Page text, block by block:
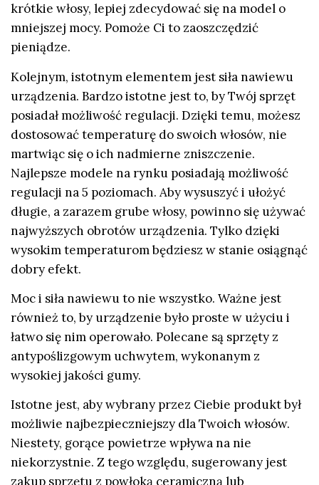
krótkie włosy, lepiej zdecydować się na model o
mniejszej mocy. Pomoże Ci to zaoszczędzić
pieniądze.
Kolejnym, istotnym elementem jest siła nawiewu
urządzenia. Bardzo istotne jest to, by Twój sprzęt
posiadał możliwość regulacji. Dzięki temu, możesz
dostosować temperaturę do swoich włosów, nie
martwiąc się o ich nadmierne zniszczenie.
Najlepsze modele na rynku posiadają możliwość
regulacji na 5 poziomach. Aby wysuszyć i ułożyć
długie, a zarazem grube włosy, powinno się używać
najwyższych obrotów urządzenia. Tylko dzięki
wysokim temperaturom będziesz w stanie osiągnąć
dobry efekt.
Moc i siła nawiewu to nie wszystko. Ważne jest
również to, by urządzenie było proste w użyciu i
łatwo się nim operowało. Polecane są sprzęty z
antypoślizgowym uchwytem, wykonanym z
wysokiej jakości gumy.
Istotne jest, aby wybrany przez Ciebie produkt był
możliwie najbezpieczniejszy dla Twoich włosów.
Niestety, gorące powietrze wpływa na nie
niekorzystnie. Z tego względu, sugerowany jest
zakup sprzętu z powłoką ceramiczną lub